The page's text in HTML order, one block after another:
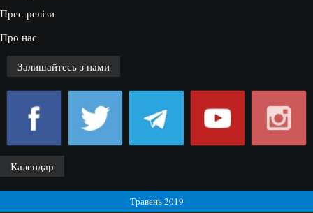
Прес-релізи
Про нас
Залишайтесь з нами
Календар
Травень 2019